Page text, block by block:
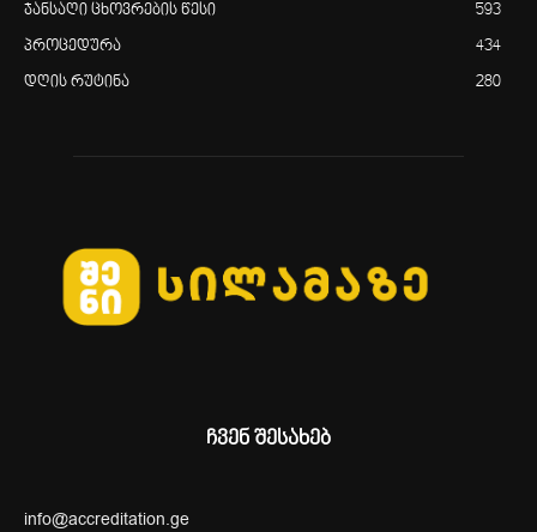
ჯანსაღი ცხოვრების წესი 593
პროცედურა 434
დღის რუტინა 280
ჩვენ შესახებ
info@accreditation.ge